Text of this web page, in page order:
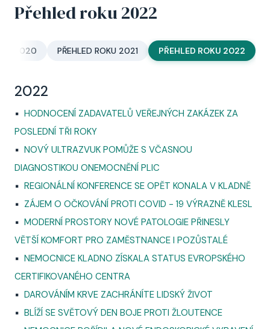
Přehled roku 2022
2020 PŘEHLED ROKU 2021 PŘEHLED ROKU 2022
2022
▪ HODNOCENÍ ZADAVATELŮ VEŘEJNÝCH ZAKÁZEK ZA
POSLEDNÍ TŘI ROKY
▪ NOVÝ ULTRAZVUK POMŮŽE S VČASNOU
DIAGNOSTIKOU ONEMOCNĚNÍ PLIC
▪ REGIONÁLNÍ KONFERENCE SE OPĚT KONALA V KLADNĚ
▪ ZÁJEM O OČKOVÁNÍ PROTI COVID - 19 VÝRAZNĚ KLESL
▪ MODERNÍ PROSTORY NOVÉ PATOLOGIE PŘINESLY
VĚTŠÍ KOMFORT PRO ZAMĚSTNANCE I POZŮSTALÉ
▪ NEMOCNICE KLADNO ZÍSKALA STATUS EVROPSKÉHO
CERTIFIKOVANÉHO CENTRA
▪ DAROVÁNÍM KRVE ZACHRÁNÍTE LIDSKÝ ŽIVOT
▪ BLÍŽÍ SE SVĚTOVÝ DEN BOJE PROTI ŽLOUTENCE